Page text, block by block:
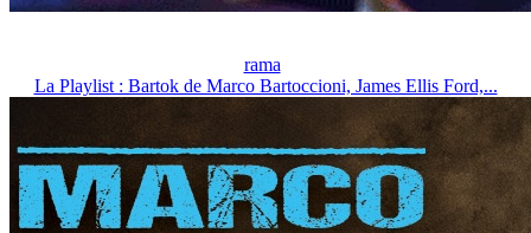
rama
La Playlist : Bartok de Marco Bartoccioni, James Ellis Ford,...